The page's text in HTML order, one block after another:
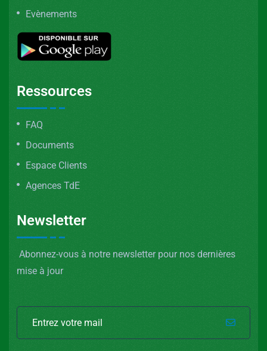
Evènements
Ressources
FAQ
Documents
Espace Clients
Agences TdE
Newsletter
Abonnez-vous à notre newsletter pour nos dernières
mise à jour